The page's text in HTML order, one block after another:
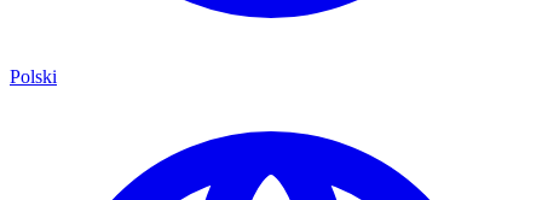
Polski